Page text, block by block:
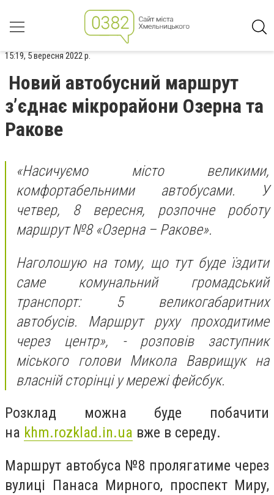
15:19, 5 вересня 2022 р.
Новий автобусний маршрут
з’єднає мікрорайони Озерна та
Ракове
«Насичуємо місто великими,
комфортабельними автобусами. У
четвер, 8 вересня, розпочне роботу
маршрут №8 «Озерна – Ракове».
Наголошую на тому, що тут буде їздити
саме комунальний громадський
транспорт: 5 великогабаритних
автобусів. Маршрут руху проходитиме
через центр», - розповів заступник
міського голови Микола Ваврищук на
власній сторінці у мережі фейсбук.
Розклад можна буде побачити
на khm.rozklad.in.ua вже в середу.
Маршрут автобуса №8 пролягатиме через
вулиці Панаса Мирного, проспект Миру,